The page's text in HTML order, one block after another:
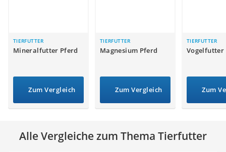
Massagegerät
Service
TIERFUTTER
Mineralfutter Pferd
Zum Vergleich
TIERFUTTER
Magnesium Pferd
Zum Vergleich
TIERFUTTER
Vogelfutter
Zum
Alle Vergleiche zum Thema Tierfutter